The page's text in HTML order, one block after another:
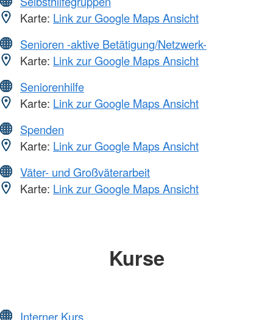
Karte: Link zur Google Maps Ansicht
Senioren -aktive Betätigung/Netzwerk-
Karte: Link zur Google Maps Ansicht
Seniorenhilfe
Karte: Link zur Google Maps Ansicht
Spenden
Karte: Link zur Google Maps Ansicht
Väter- und Großväterarbeit
Karte: Link zur Google Maps Ansicht
Kurse
Interner Kurs